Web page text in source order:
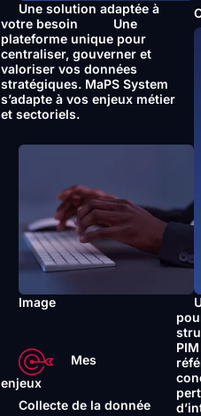
Une solution adaptée à
votre besoin
Une
plateforme unique pour
centraliser, gouverner et
valoriser vos données
stratégiques. MaPS System
s’adapte à vos enjeux métier
et sectoriels.
Image
Mes
enjeux
Collecte de la donnée